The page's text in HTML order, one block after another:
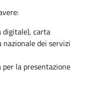
digitale), carta
nazionale dei servizi
la presentazione